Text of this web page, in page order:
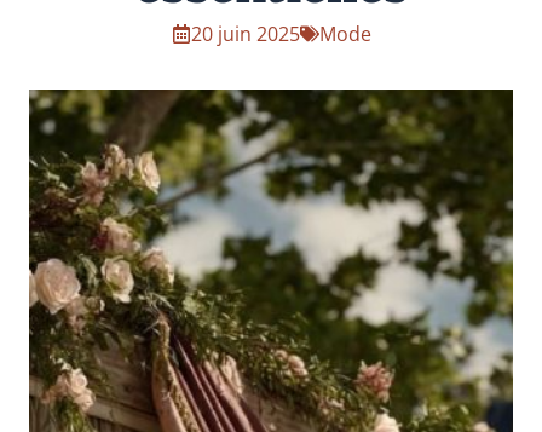
20 juin 2025 Mode